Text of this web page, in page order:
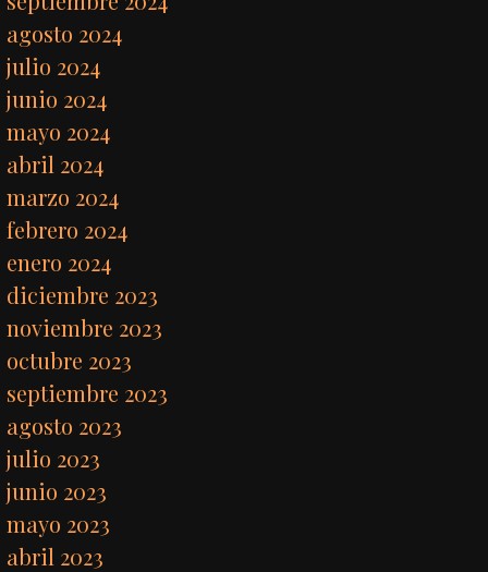
agosto 2024
julio 2024
junio 2024
mayo 2024
abril 2024
marzo 2024
febrero 2024
enero 2024
diciembre 2023
noviembre 2023
octubre 2023
septiembre 2023
agosto 2023
julio 2023
junio 2023
mayo 2023
abril 2023